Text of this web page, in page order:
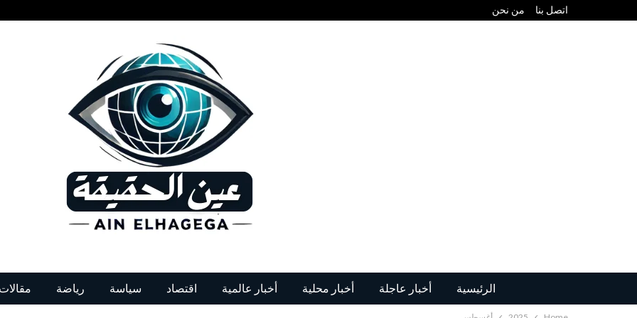
اتصل بنا من نحن
الرئيسية أخبار عاجلة أخبار محلية أخبار عالمية اقتصاد سياسة رياضة مقالات